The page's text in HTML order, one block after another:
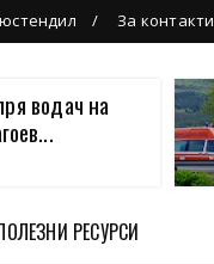
За контакти
водач на
РЕСУРСИ